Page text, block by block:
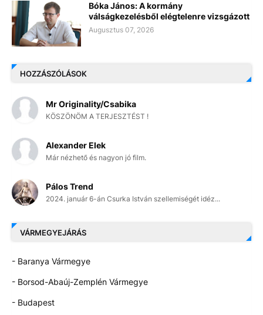
Bóka János: A kormány
válságkezelésből elégtelenre vizsgázott
Augusztus 07, 2026
HOZZÁSZÓLÁSOK
Mr Originality/Csabika
KÖSZÖNÖM A TERJESZTÉST !
Alexander Elek
Már nézhető és nagyon jó film.
Pálos Trend
2024. január 6-án Csurka István szellemiségét idéz...
VÁRMEGYEJÁRÁS
- Baranya Vármegye
- Borsod-Abaúj-Zemplén Vármegye
- Budapest